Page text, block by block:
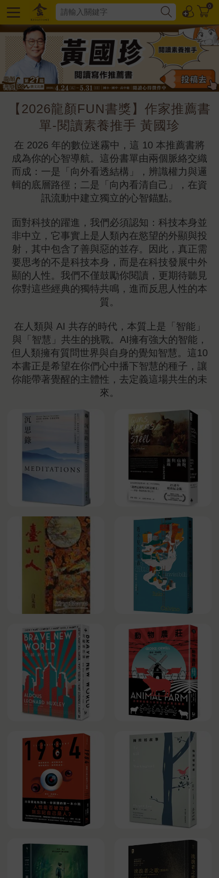
0
【2026龍顏FUN書獎】作家推薦書
單-閱讀素養推手 黃國珍
在 2026 年的數位迷霧中，這 10 本推薦書將
成為你的心智導航。這份書單由兩個脈絡交織
而成：一是「向外看透結構」，辨識權力與邏
輯的底層路徑；二是「向內看清自己」，在資
訊流動中建立獨立的心智錨點。
面對科技的躍進，我們必須認知：科技本身並
非中立，它事實上是人類內在慾望的外顯與投
射，其中包含了善與惡的並存。因此，真正需
要思考的不是科技本身，而是在科技發展中外
顯的人性。我們不僅鼓勵你閱讀，更期待聽見
你對這些經典的獨特共鳴，進而反思人性的本
質。
在人類與 AI 共存的時代，本質上是「智能」
與「智慧」共生的挑戰。AI擁有強大的智能，
但人類擁有質問世界與自身的覺知智慧。這10
本書正是希望在你們心中播下智慧的種子，讓
你能帶著覺醒的主體性，去定義這場共生的未
來。